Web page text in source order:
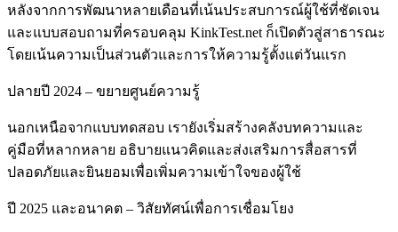
หลังจากการพัฒนาหลายเดือนที่เน้นประสบการณ์ผู้ใช้ที่ชัดเจน
และแบบสอบถามที่ครอบคลุม KinkTest.net ก็เปิดตัวสู่สาธารณะ
โดยเน้นความเป็นส่วนตัวและการให้ความรู้ตั้งแต่วันแรก
ปลายปี 2024 – ขยายศูนย์ความรู้
นอกเหนือจากแบบทดสอบ เรายังเริ่มสร้างคลังบทความและ
คู่มือที่หลากหลาย อธิบายแนวคิดและส่งเสริมการสื่อสารที่
ปลอดภัยและยินยอมเพื่อเพิ่มความเข้าใจของผู้ใช้
ปี 2025 และอนาคต – วิสัยทัศน์เพื่อการเชื่อมโยง